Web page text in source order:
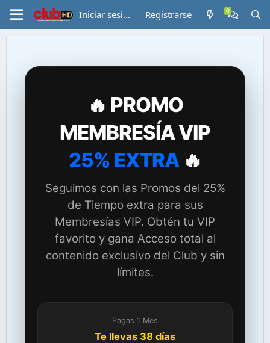
Iniciar sesión Registrarse
🔥 PROMO
MEMBRESÍA VIP
25% EXTRA🔥
Seguimos con las Promos del 25%
de Tiempo extra para sus
Membresías VIP. Obtén tu VIP
favorito y gana Acceso total al
contenido exclusivo del Club y sin
límites.
Pagas 1 Mes
Te llevas 38 días